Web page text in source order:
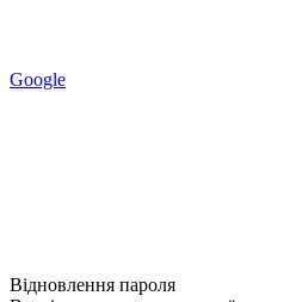
Google
Відновлення пароля